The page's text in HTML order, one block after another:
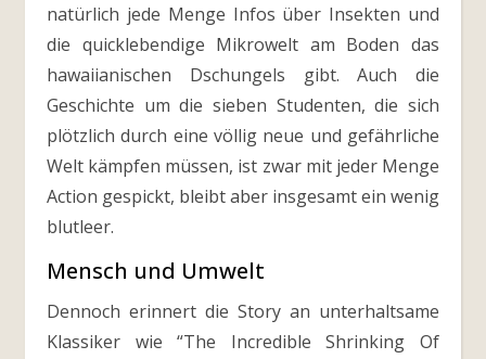
natürlich jede Menge Infos über Insekten und
die quicklebendige Mikrowelt am Boden das
hawaiianischen Dschungels gibt. Auch die
Geschichte um die sieben Studenten, die sich
plötzlich durch eine völlig neue und gefährliche
Welt kämpfen müssen, ist zwar mit jeder Menge
Action gespickt, bleibt aber insgesamt ein wenig
blutleer.
Mensch und Umwelt
Dennoch erinnert die Story an unterhaltsame
Klassiker wie “The Incredible Shrinking Of